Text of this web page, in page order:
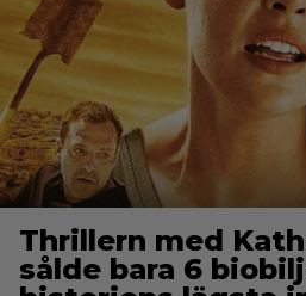
Thrillern med
sålde bara 6